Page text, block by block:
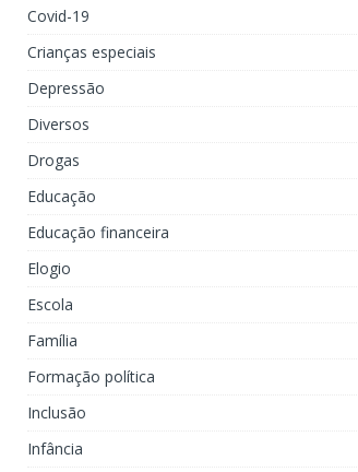
Covid-19
Crianças especiais
Depressão
Diversos
Drogas
Educação
Educação financeira
Elogio
Escola
Família
Formação política
Inclusão
Infância